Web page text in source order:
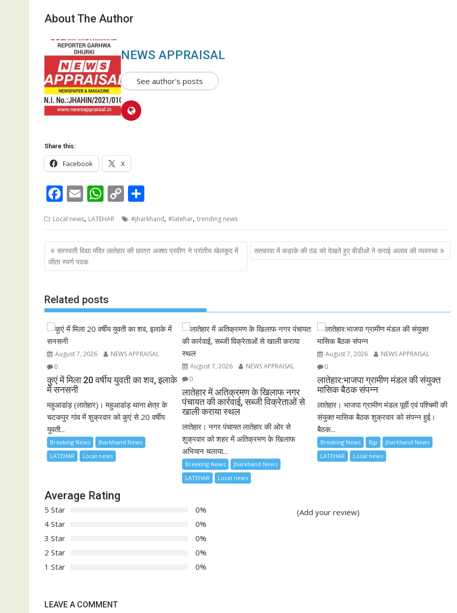
About The Author
NEWS APPRAISAL
See author's posts
Share this:
Facebook X
F
e
b
o
o
k
E
ai
l
W
at
s
A
p
C
p
y
Li
n
ar
e
Local news, LATEHAR #jharkhand, #latehar, trending news
Post
navigation
सरस्वती विद्या मंदिर लातेहार की छात्रा अक्शा प्रवीण ने प्रांतीय खेलकूद में
जीता स्वर्ण पदक
सतबरवा में कड़ाके की ठंड को देखते हुए बीडीओ ने कराई अलाव की व्यवस्था
Related posts
August 7, 2026
NEWS APPRAISAL
0
कुएं में मिला 20 वर्षीय युवती का शव, इलाके
में सनसनी
महुआडांड़ (लातेहार)। महुआडांड़ थाना क्षेत्र के
चटकपुर गांव में शुक्रवार को कुएं से 20 वर्षीय
युवती...
Breaking News
Jharkhand News
LATEHAR
Local news
August 7, 2026
NEWS APPRAISAL
0
लातेहार में अतिक्रमण के खिलाफ नगर
पंचायत की कार्रवाई, सब्जी विक्रेताओं से
खाली कराया स्थल
लातेहार। नगर पंचायत लातेहार की ओर से
शुक्रवार को शहर में अतिक्रमण के खिलाफ
अभियान चलाया...
Breaking News
Jharkhand News
LATEHAR
Local news
August 7, 2026
NEWS APPRAISAL
0
लातेहार:भाजपा ग्रामीण मंडल की संयुक्त
मासिक बैठक संपन्न
लातेहार। भाजपा ग्रामीण मंडल पूर्वी एवं पश्चिमी की
संयुक्त मासिक बैठक शुक्रवार को संपन्न हुई।
बैठक...
Breaking News Bjp
Jharkhand News
LATEHAR
Local news
Average Rating
5 Star
0%
4 Star
0%
3 Star
0%
2 Star
0%
1 Star
0%
(Add your review)
LEAVE A COMMENT